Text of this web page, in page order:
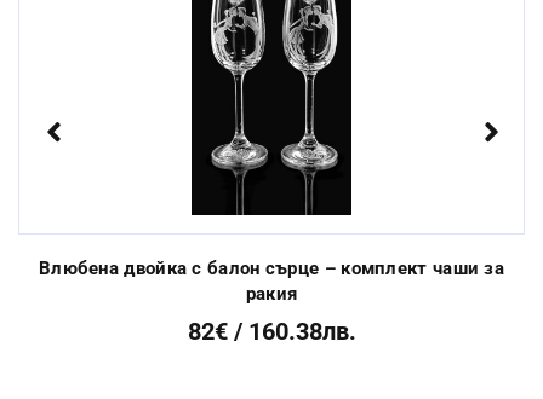
Влюбена двойка с балон сърце – комплект чаши за
ракия
82€ / 160.38лв.